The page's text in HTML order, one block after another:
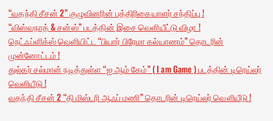
“வதந்தி சீசன் 2” குழுவினரின் பத்திரிகையாளர் சந்திப்பு !
“விஸ்வநாத் & சன்ஸ்” படத்தின் இசை வெளியீட்டு விழா !
நெட்ஃப்ளிக்ஸ் வெளியிட்ட “பியார் பிரேமா கல்யாணம்” தொடரின்
முன்னோட்டம் !
துல்கர் சல்மான் நடித்துள்ள “ஐ ஆம் கேம்” ( I am Game ) படத்தின் டிரெய்லர்
வெளியீடு !
வதந்தி சீசன் 2 “தி மிஸ்டரி ஆஃப் மணி” தொடரின் டிரெய்லர் வெளியீடு !